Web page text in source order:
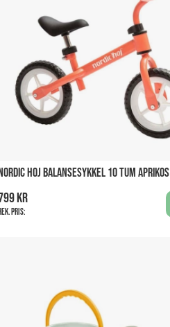
NORDIC HOJ BALANSESYKKEL 10 TUM APRIKOS
kr
Rek. pris: